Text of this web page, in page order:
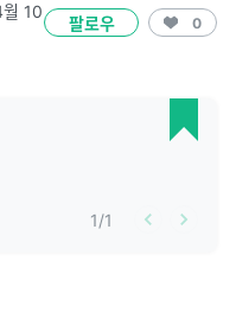
10
팔로우 0
1/1